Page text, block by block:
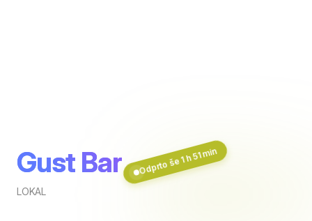
Gust Bar
LOKAL
Odprto še 1 h 51 min